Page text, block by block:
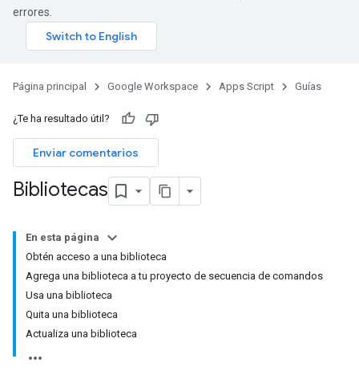
errores.
Página principal Google Workspace Apps Script Guías
¿Te ha resultado útil?
Enviar comentarios
Bibliotecas
En esta página
Obtén acceso a una biblioteca
Agrega una biblioteca a tu proyecto de secuencia de comandos
Usa una biblioteca
Quita una biblioteca
Actualiza una biblioteca